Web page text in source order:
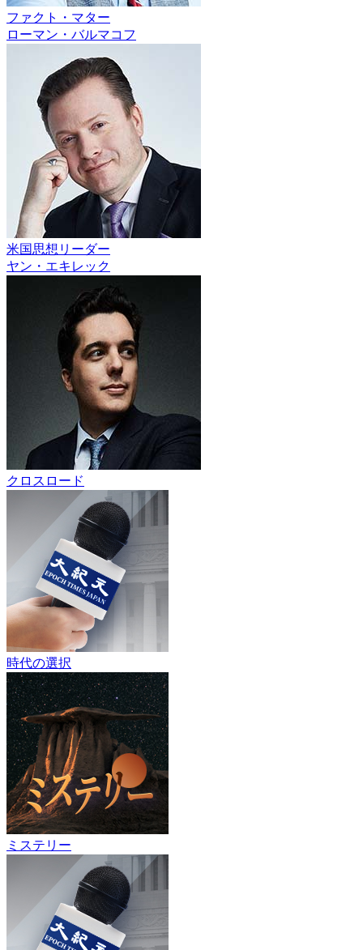
ファクト・マター
ローマン・バルマコフ
米国思想リーダー
ヤン・エキレック
クロスロード
時代の選択
ミステリー